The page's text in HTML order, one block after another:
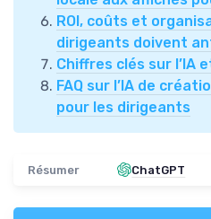
ROI, coûts et
dirigeants doivent
Chiffres clés sur l’IA
FAQ sur l’IA de
pour les dirigeants
Résumer ChatGPT